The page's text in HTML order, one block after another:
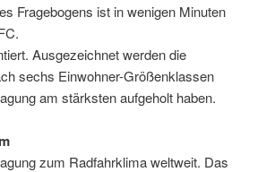
Fragebogens ist in wenigen Minuten
Ausgezeichnet werden die
sechs Einwohner-Größenklassen
am stärksten aufgeholt haben.
zum Radfahrklima weltweit. Das